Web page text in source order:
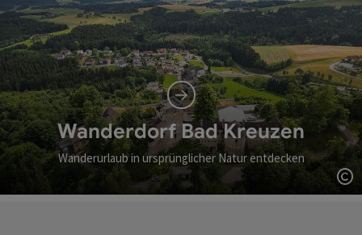
Wanderdorf Bad Kreuzen
Wanderurlaub in ursprünglicher Natur entdecken